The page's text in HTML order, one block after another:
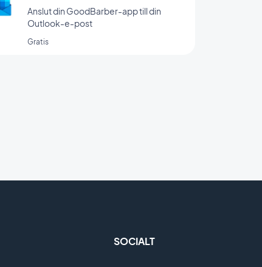
Anslut din GoodBarber-app till din
Outlook-e-post
Gratis
SOCIALT